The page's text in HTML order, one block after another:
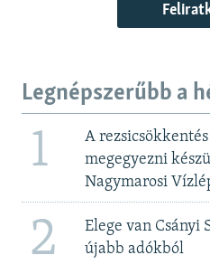
Legnépszerűbb a
1
A
megegyezni
Nagymarosi
2
Elege van Csányi
újabb adókból